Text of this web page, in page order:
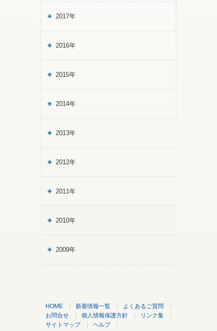
2017年
2016年
2015年
2014年
2013年
2012年
2011年
2010年
2009年
HOME | 新着情報一覧 | よくあるご質問
|
お問合せ
| 個人情報保護方針 | リンク集
|
サイトマップ
| ヘルプ |